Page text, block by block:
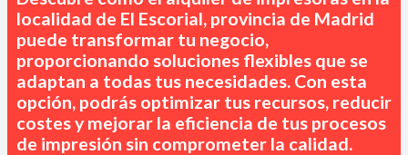
localidad de El Escorial, provincia de Madrid
puede transformar tu negocio,
proporcionando soluciones flexibles que se
adaptan a todas tus necesidades. Con esta
opción, podrás optimizar tus recursos, reducir
costes y mejorar la eficiencia de tus procesos
de impresión sin comprometer la calidad.